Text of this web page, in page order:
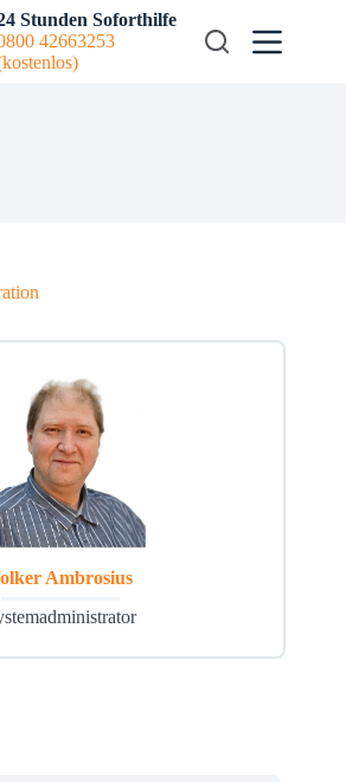
Stunden Soforthilfe
42663253
Ambrosius